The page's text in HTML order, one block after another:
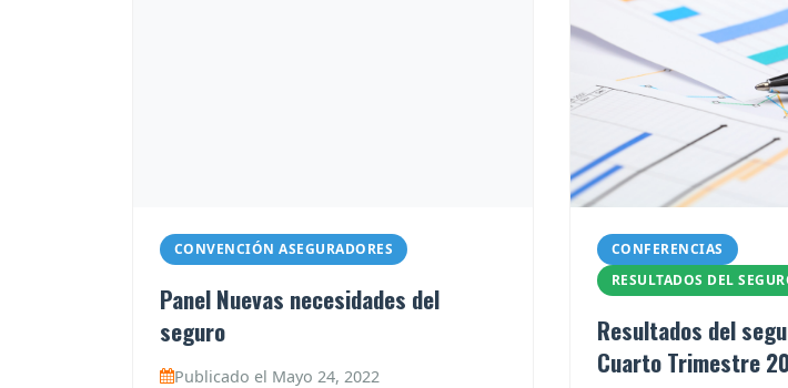
CONVENCIÓN ASEGURADORES
Panel Nuevas necesidades del
seguro
Publicado el Mayo 24, 2022
CONFERENCIAS
RESULTADOS DEL
Resultados del
Cuarto Trimestre